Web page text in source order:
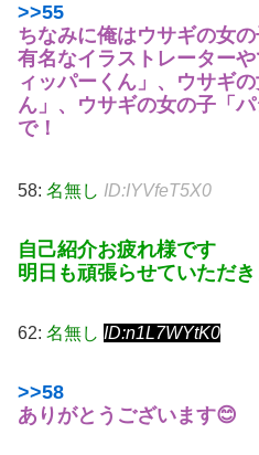
>>55
ちなみに俺はウサギの女
有名なイラストレーターや
ィッパーくん」、ウサギ
ん」、ウサギの女の子「
で！
58: 名無し ID:IYVfeT5X0
自己紹介お疲れ様です
明日も頑張らせていただ
62: 名無し ID:n1L7WYtK0
>>58
ありがとうございます😊